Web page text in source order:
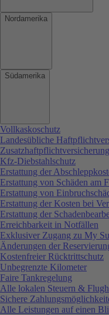
Nordamerika
Südamerika
Vollkaskoschutz
Landesübliche
Kfz-Diebstahlschutz
Erstattung der
Erstattung von Schäden am
Erstattung von
Erstattung der Kosten bei
Erstattung der
Erreichbarkeit in Notfällen
Exklusiver Zugang zu My
Änderungen der
Kostenfreier Rücktrittschutz
Unbegrenzte Kilometer
Faire Tankregelung
Alle lokalen Steuern &
Sichere
Alle Leistungen auf einen